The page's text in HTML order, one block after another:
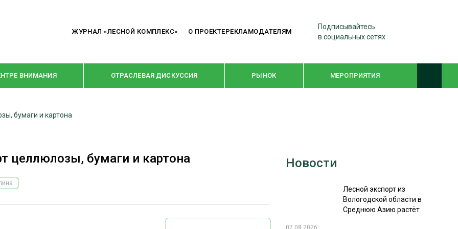
ЖУРНАЛ «ЛЕСНОЙ КОМПЛЕКС» О ПРОЕКТЕРЕКЛАМОДАТЕЛЯМ
Подписывайтесь
в социальных сетях
ВНИМАНИЯ ОТРАСЛЕВАЯ ДИСКУССИЯ РЫНОК МЕРОПРИЯТИЯ
ДОМОСТРОЕНИЕ
КРУПНЫМ ПЛАНОМ
ПРЕДПРИЯТИЯ ЛПК
WOODEX-2021
СУШКА ДРЕВЕСИНЫ
бумаги и картона
целлюлозы, бумаги и картона Новости
Лесной экспорт из
Вологодской области в
Среднюю Азию растёт
07.08.2026